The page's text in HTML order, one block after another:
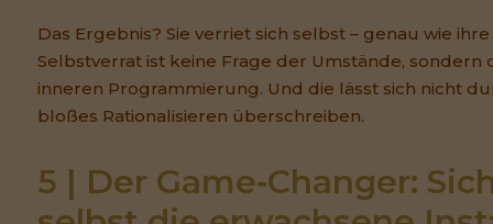
Das Ergebnis? Sie verriet sich selbst – genau wie
Selbstverrat ist keine Frage der Umstände, sondern
inneren Programmierung. Und die lässt sich nicht
bloßes Rationalisieren überschreiben.
5 | Der Game‑Changer: